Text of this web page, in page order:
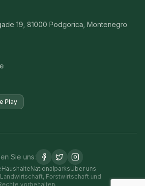
19, 81000 Podgorica, Montenegro
Play
Sie uns:
HaushalteNationalparksÜber uns
Forstwirtschaft und
vorbehalten.